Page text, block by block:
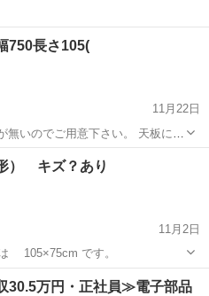
750長さ105(
11月22日
いのでご用意下さい。 天板に大
な方はご遠慮下さい。
ブル ニトリ
） キズ？あり
11月2日
105×75cm です。
ブル キズ
30.5万円・正社員≫電子部品